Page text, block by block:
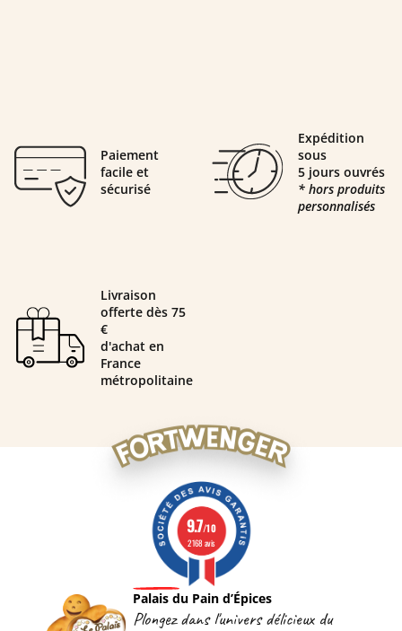
Paiement
facile et
sécurisé
Expédition
sous
5 jours ouvrés
* hors produits
personnalisés
Livraison
offerte dès 75
€
d'achat en
France
métropolitaine
Palais du Pain d’Épices
Plongez dans l'univers délicieux du
9.7/10
2168 avis